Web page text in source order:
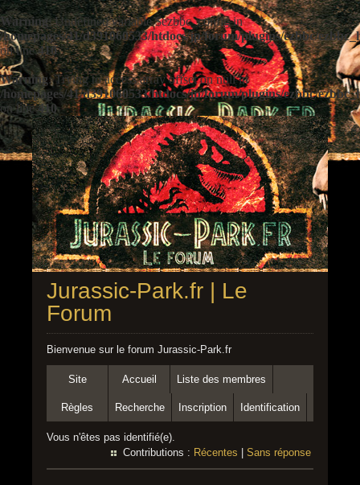
Warning: Undefined variable $ezbbc_config in
/homepages/41/d391060533/htdocs/jp/forum/plugins/ezbbc/
on line410
Warning: Trying to access array offset on null in
/homepages/41/d391060533/htdocs/jp/forum/plugins/ezbbc/
on line410
Jurassic-Park.fr | Le
Forum
Bienvenue sur le forum Jurassic-Park.fr
Site Accueil Liste des membres
Règles Recherche Inscription Identification
Vous n'êtes pas identifié(e).
Contributions : Récentes Sans réponse